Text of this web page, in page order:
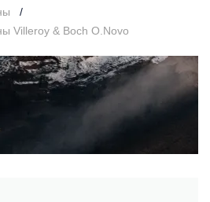
Villeroy & Boch O.Novo